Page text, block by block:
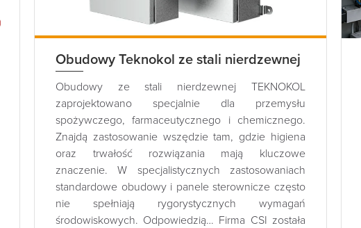
Obudowy Teknokol ze stali nierdzewnej
Obudowy ze stali nierdzewnej TEKNOKOL
zaprojektowano specjalnie dla przemysłu
spożywczego, farmaceutycznego i chemicznego.
Znajdą zastosowanie wszędzie tam, gdzie higiena
oraz trwałość rozwiązania mają kluczowe
znaczenie. W specjalistycznych zastosowaniach
standardowe obudowy i panele sterownicze często
nie spełniają rygorystycznych wymagań
środowiskowych. Odpowiedzią… Firma CSI została